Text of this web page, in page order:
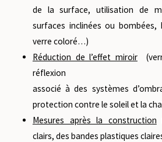
de la surface, utilisation de
surfaces inclinées ou
verre coloré…)
Réduction de l’effet miroir
réflexion
associé à des systèmes
protection contre le soleil et la
Mesures après la construction
clairs, des bandes plastiques